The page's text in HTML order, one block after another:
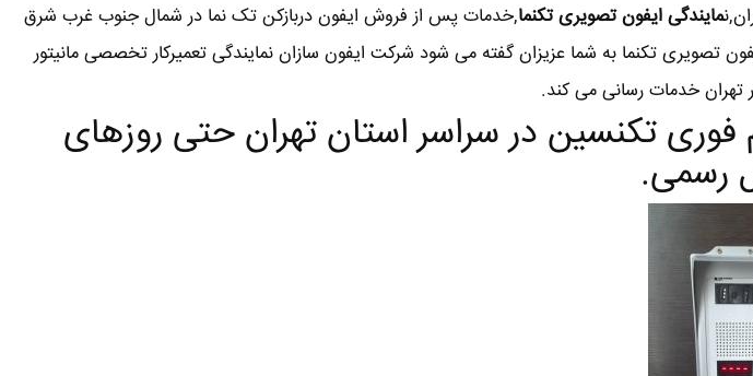
مایندگی ایفون تصویری تکنما,خدمات پس از فروش ایفون دربازکن تک نما در شمال جنوب غرب شرق
تصویری تکنما به شما عزیزان گفته می شود شرکت ایفون سازان نمایندگی تعمیرکار تخصصی مانیتور
تهران خدمات رسانی می کند.
تکنسین در سراسر استان تهران حتی روزهای
رسمی.